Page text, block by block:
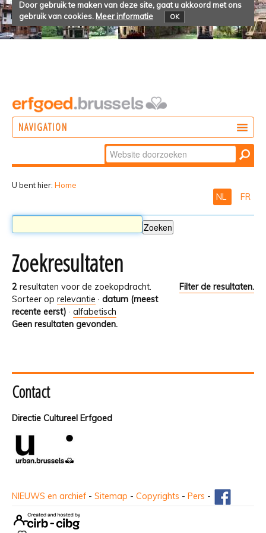
Door gebruik te maken van deze site, gaat u akkoord met ons
gebruik van cookies. Meer informatie OK
NAVIGATION
Zoek
Geavanceerd
U bent hier: Home
NL FR
Zoekresultaten
2 resultaten voor de zoekopdracht.
Filter de resultaten.
Sorteer op relevantie · datum (meest
recente eerst) · alfabetisch
Geen resultaten gevonden.
Contact
Directie Cultureel Erfgoed
NIEUWS en archief - Sitemap - Copyrights - Pers -